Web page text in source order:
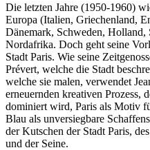
Die letzten Jahre (1950-1960)
Europa (Italien, Griechenland,
Dänemark, Schweden, Holland,
Nordafrika. Doch geht seine
Stadt Paris. Wie seine
Prévert, welche die Stadt
welche sie malen, verwendet
erneuernden kreativen Prozess,
dominiert wird, Paris als Motiv
Blau als unversiegbare
der Kutschen der Stadt Paris,
und der Seine.